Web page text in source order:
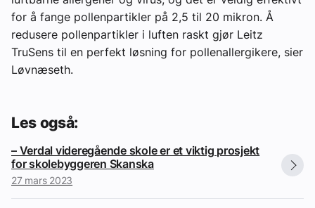
for å fange pollenpartikler på 2,5 til 20 mikron. Å
redusere pollenpartikler i luften raskt gjør Leitz
TruSens til en perfekt løsning for pollenallergikere, sier
Løvnæseth.
Les også:
– Verdal videregående skole er et viktig prosjekt
for skolebyggeren Skanska
27 mars 2023